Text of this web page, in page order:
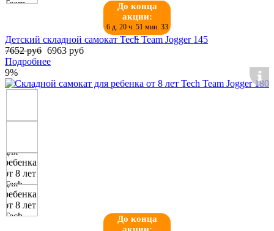
До конца
акции:
6 д. 20 ч. 51 мин. 32
с.
Детский складной самокат Tech Team Jogger 145
7652 руб 6963 руб
Подробнее
9%
До конца